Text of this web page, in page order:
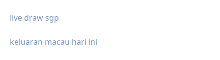
live draw sgp
keluaran macau hari ini